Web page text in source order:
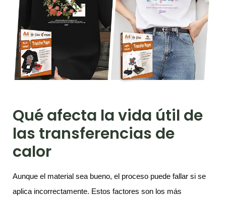
Qué afecta la vida útil de
las transferencias de
calor
Aunque el material sea bueno, el proceso puede fallar si se
aplica incorrectamente. Estos factores son los más